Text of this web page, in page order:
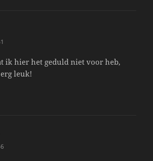
ik hier het geduld niet voor heb,
leuk!